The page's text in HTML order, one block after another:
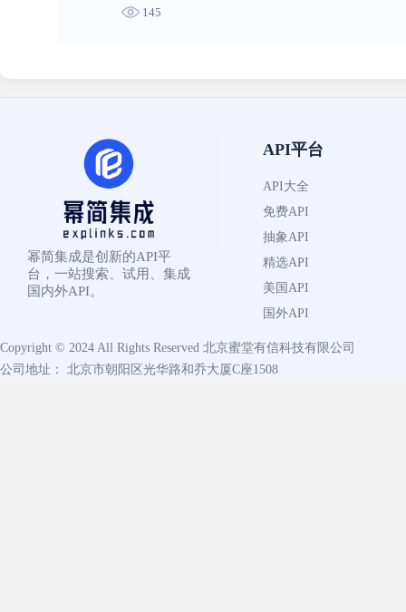
145
幂简集成是创新的API平
台，一站搜索、试用、集成
国内外API。
API平台
API大全
免费API
抽象API
精选API
美国API
国外API
Copyright © 2024 All Rights Reserved 北京蜜堂有信科技有限公司
公司地址： 北京市朝阳区光华路和乔大厦C座1508